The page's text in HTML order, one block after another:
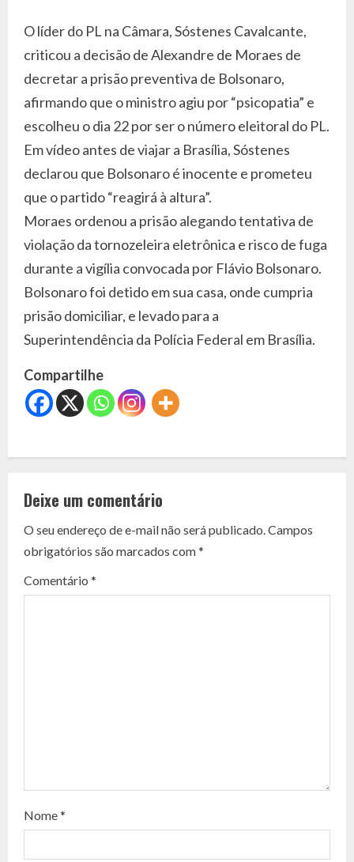
O líder do PL na Câmara, Sóstenes Cavalcante,
criticou a decisão de Alexandre de Moraes de
decretar a prisão preventiva de Bolsonaro,
afirmando que o ministro agiu por “psicopatia” e
escolheu o dia 22 por ser o número eleitoral do PL.
Em vídeo antes de viajar a Brasília, Sóstenes
declarou que Bolsonaro é inocente e prometeu
que o partido “reagirá à altura”.
Moraes ordenou a prisão alegando tentativa de
violação da tornozeleira eletrônica e risco de fuga
durante a vigília convocada por Flávio Bolsonaro.
Bolsonaro foi detido em sua casa, onde cumpria
prisão domiciliar, e levado para a
Superintendência da Polícia Federal em Brasília.
Compartilhe
C
n
t
i
a
d
Deixe um comentário
O seu endereço de e-mail não será publicado.Campos
obrigatórios são marcados com*
Comentário *
Nome*